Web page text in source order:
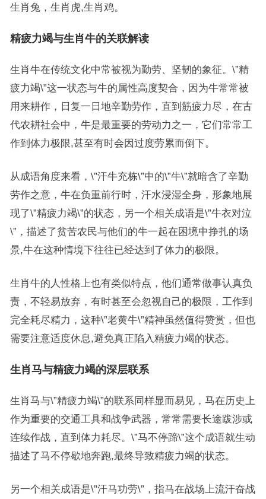
生肖兔，生肖虎,生肖鸡。
精疲力竭与生肖牛的关联解读
生肖牛在传统文化中常被视为勤劳、坚韧的象征。\”精
疲力竭\”这一状态与牛的属性高度契合，因为牛常常被
用来耕作，日复一日地辛勤劳作，直到筋疲力尽，在古
代农耕社会中，牛是最重要的劳动力之一，它们常常工
作到体力极限,甚至有时会因过度劳累而倒下。
从成语角度来看，\”汗牛充栋\”中的\”牛\”就暗含了辛勤
劳作之意，牛在负重前行时，汗水浸湿全身，形象地展
现了\”精疲力竭\”的状态，另一个相关成语是\”牛衣对泣
\”，描述了贫苦农民与他们的牛一起在困境中挣扎的场
景,牛在这种情境下往往已经达到了体力的极限。
生肖牛的人性格上也有类似特点，他们通常做事认真负
责，不轻易放弃，有时甚至会忽视自己的极限，工作到
完全耗尽精力，这种\”老黄牛\”精神虽然值得赞赏，但也
需要注意适度休息,避免真正陷入精疲力竭的状态。
生肖马与精疲力竭的深层联系
生肖马与\”精疲力竭\”的联系同样显而易见，马在历史上
作为重要的交通工具和战争武器，常常需要长途跋涉或
连续作战，直到体力耗尽。\”马不停蹄\”这个成语就生动
描述了马不停歇地奔跑,最终导致精疲力竭的状态。
另一个相关成语是\”汗马功劳\”，指马在战场上流汗奋战